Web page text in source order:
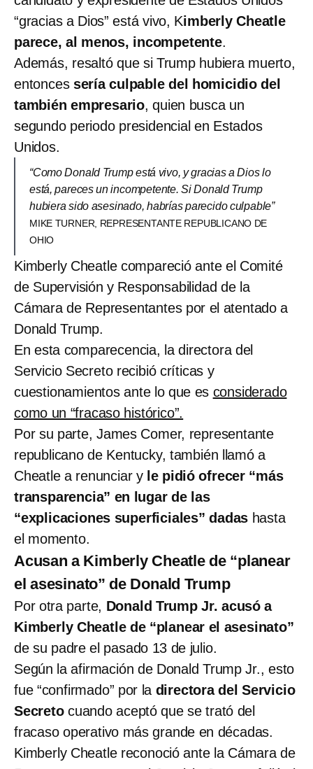
“gracias a Dios” está vivo, Kimberly Cheatle
parece, al menos, incompetente.
Además, resaltó que si Trump hubiera muerto,
entonces sería culpable del homicidio del
también empresario, quien busca un
segundo periodo presidencial en Estados
Unidos.
“Como Donald Trump está vivo, y gracias a Dios lo
está, pareces un incompetente. Si Donald Trump
hubiera sido asesinado, habrías parecido culpable”
MIKE TURNER, REPRESENTANTE REPUBLICANO DE
OHIO
Kimberly Cheatle compareció ante el Comité
de Supervisión y Responsabilidad de la
Cámara de Representantes por el atentado a
Donald Trump.
En esta comparecencia, la directora del
Servicio Secreto recibió críticas y
cuestionamientos ante lo que es considerado
como un “fracaso histórico”.
Por su parte, James Comer, representante
republicano de Kentucky, también llamó a
Cheatle a renunciar yle pidió ofrecer “más
transparencia” en lugar de las
“explicaciones superficiales” dadas hasta
el momento.
Acusan a Kimberly Cheatle de “planear
el asesinato” de Donald Trump
Por otra parte, Donald Trump Jr. acusó a
Kimberly Cheatle de “planear el asesinato”
de su padre el pasado 13 de julio.
Según la afirmación de Donald Trump Jr., esto
fue “confirmado” por la directora del Servicio
Secretocuando aceptó que se trató del
fracaso operativo más grande en décadas.
Kimberly Cheatle reconoció ante la Cámara de